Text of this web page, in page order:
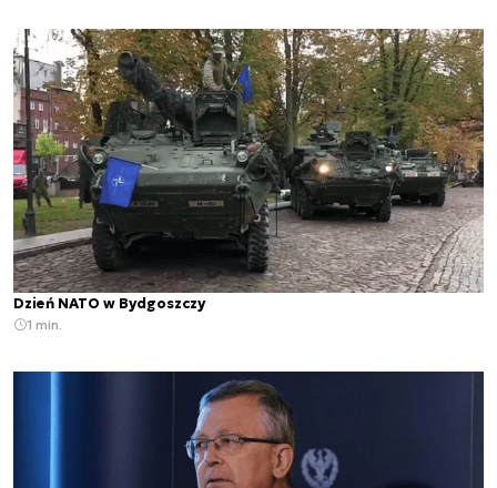
Dzień NATO w Bydgoszczy
1 min.